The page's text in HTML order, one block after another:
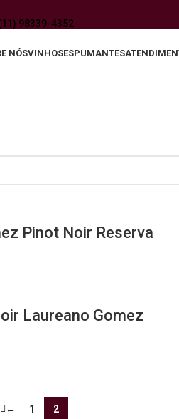
98339-4352
NÓSVINHOSESPUMANTES
Pinot Noir Reserva
Laureano Gomez
← 1 2